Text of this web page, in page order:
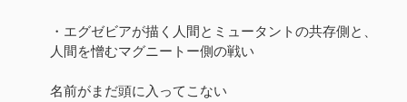
・エグゼビアが描く人間とミュータントの共存側と、
人間を憎むマグニートー側の戦い
名前がまだ頭に入ってこない